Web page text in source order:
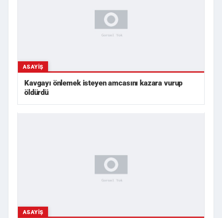
ASAYIŞ
Kavgayı önlemek isteyen amcasını kazara vurup
öldürdü
ASAYIŞ